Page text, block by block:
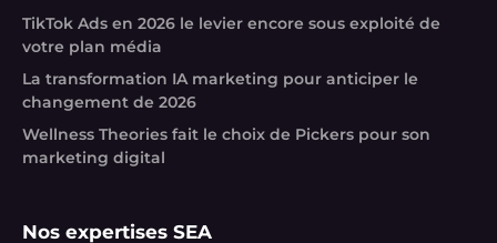
TikTok Ads en 2026 le levier encore sous exploité de
votre plan média
La transformation IA marketing pour anticiper le
changement de 2026
Wellness Theories fait le choix de Pickers pour son
marketing digital
Nos expertises SEA